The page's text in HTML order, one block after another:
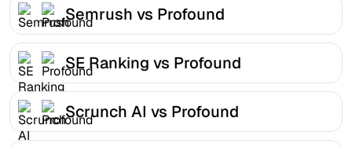
Semrush vs Profound
SE Ranking vs Profound
Scrunch AI vs Profound